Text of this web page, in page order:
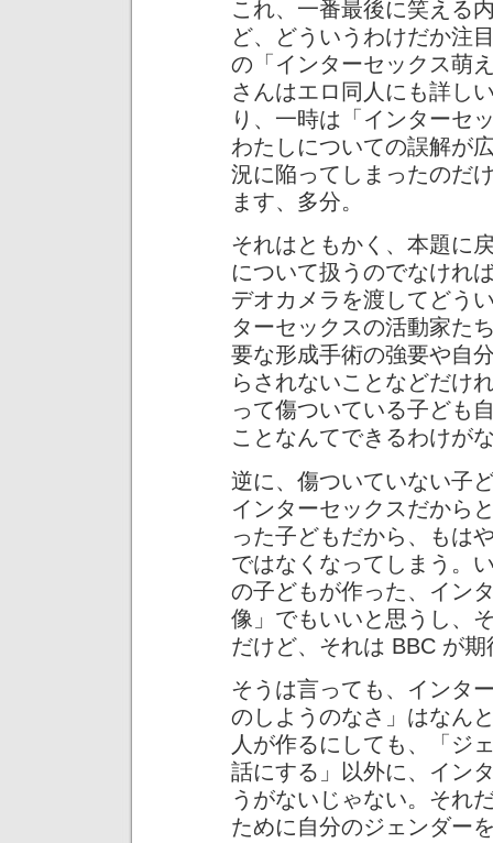
これ、一番最後に笑える
ど、どういうわけだか注
の「インターセックス萌
さんはエロ同人にも詳し
り、一時は「インターセ
わたしについての誤解が
況に陥ってしまったのだ
ます、多分。
それはともかく、本題に
について扱うのでなけれ
デオカメラを渡してどう
ターセックスの活動家た
要な形成手術の強要や自
らされないことなどだけ
って傷ついている子ども
ことなんてできるわけが
逆に、傷ついていない子
インターセックスだから
った子どもだから、もは
ではなくなってしまう。
の子どもが作った、イン
像」でもいいと思うし、
だけど、それは BBC が
そうは言っても、インタ
のしようのなさ」はなん
人が作るにしても、「ジ
話にする」以外に、イン
うがないじゃない。それ
ために自分のジェンダー